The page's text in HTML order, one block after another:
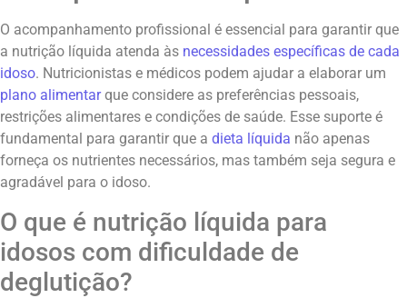
O acompanhamento profissional é essencial para garantir que
a nutrição líquida atenda às necessidades específicas de cada
idoso. Nutricionistas e médicos podem ajudar a elaborar um
plano alimentarque considere as preferências pessoais,
restrições alimentares e condições de saúde. Esse suporte é
fundamental para garantir que a dieta líquida não apenas
forneça os nutrientes necessários, mas também seja segura e
agradável para o idoso.
O que é nutrição líquida para
idosos com dificuldade de
deglutição?